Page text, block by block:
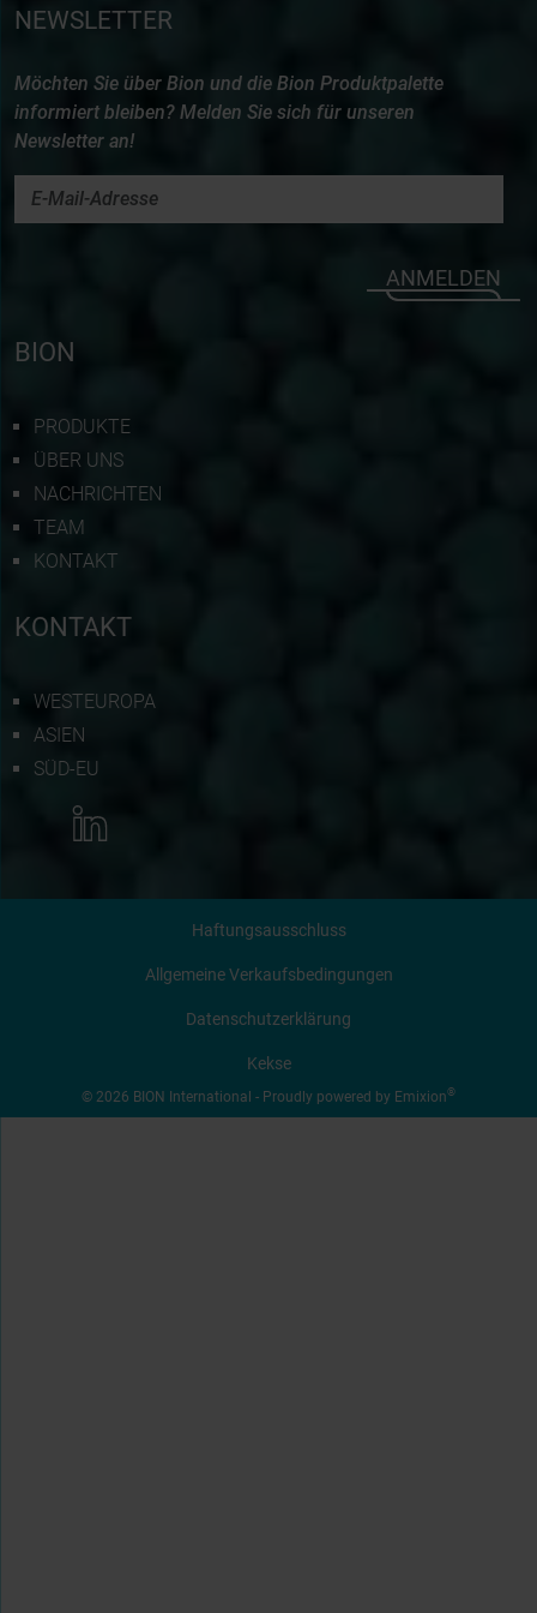
NEWSLETTER
Möchten Sie über Bion und die Bion Produktpalette
informiert bleiben? Melden Sie sich für unseren
Newsletter an!
ANMELDEN
BION
PRODUKTE
ÜBER UNS
NACHRICHTEN
TEAM
KONTAKT
KONTAKT
WESTEUROPA
ASIEN
SÜD-EU
KONTAKTIERE UNS
ANGEBOT ANFORDERN
© 2026 BION International - Proudly powered by Emixion®
Haftungsausschluss
Allgemeine Verkaufsbedingungen
Datenschutzerklärung
Kekse